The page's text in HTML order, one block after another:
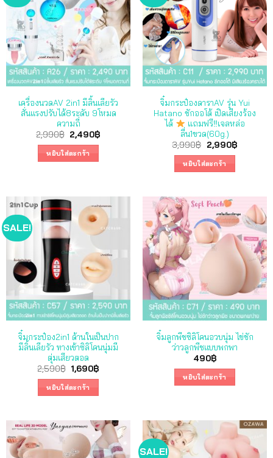
เครื่องนวดAV 2in1 มีลิ้นเลียรัว
สั่นแรงปรับได้8ระดับ 9โหมด
ความถี่
2,990฿ Original
price
was:
2,990฿.
2,490฿
หยิบใส่ตะกร้า
จิ๋มกระป๋องดาราAV รุ่น Yui
Hatano ชักออโต้ เปิดเสียงร้อง
ได้
แถมฟรี‼เจลหล่อ
ลื่น1ขวด(60g.)
3,990฿ Original
price
was:
3,990฿.
2,990฿Current
หยิบใส่ตะกร้า
SALE!
จิ๋มกระป๋อง2in1 ด้านในเป็นปาก
มีลิ้นเลียรัว ทางเข้าซิลิโคนนุ่มมี
ตุ่มเสียวตอด
2,590฿ Original
price
was:
2,590฿.
1,690฿
หยิบใส่ตะกร้า
จิ๋มลูกพีชซิลิโคนอวบนุ่ม ไข่ชัก
ว่าวลูกพีชแบบพกพา
490฿
หยิบใส่ตะกร้า
SALE!